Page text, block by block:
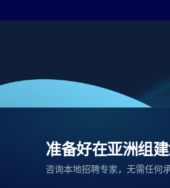
准备好在亚洲组
咨询本地招聘专家，无需任何承